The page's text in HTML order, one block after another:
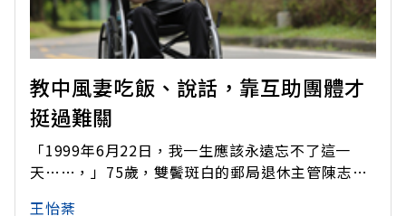
教中風妻吃飯、說話，靠互助團體才
挺過難關
「1999年6月22日，我一生應該永遠忘不了這一
天……，」75歲，雙鬢斑白的郵局退休主管陳志賢
王怡棻